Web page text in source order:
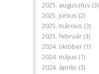
2025. augusztus (3)
2025. június (2)
2025. március (3)
2025. február(3)
2024. október(1)
2024. május (1)
2024. április (3)